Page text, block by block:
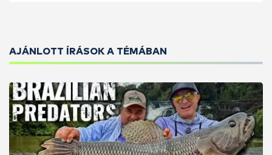
AJÁNLOTT ÍRÁSOK A TÉMÁBAN